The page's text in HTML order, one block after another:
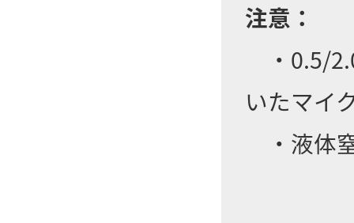
注意：
・0.5/
いたマイ
・液体